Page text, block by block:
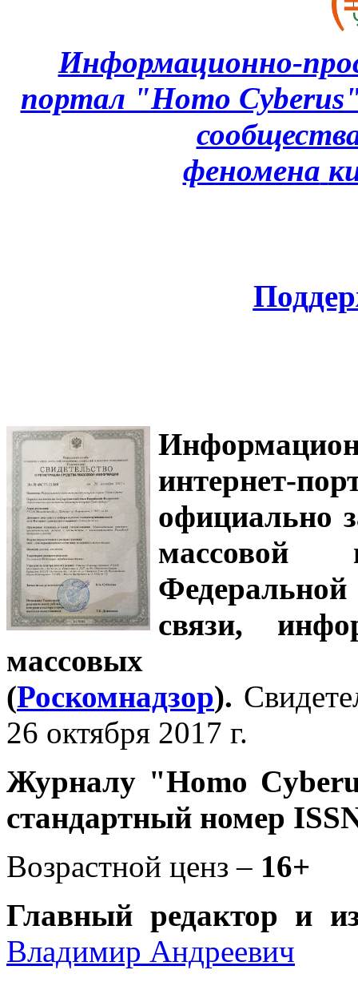
Информационно-
портал "Homo
феномена
интернет-
официально
связи,
массовых
(Роскомнадзор).
26 октября 2017 г.
Журналу "Homo
стандартный номер
Возрастной ценз – 16+
Главный редактор и
Владимир Андреевич